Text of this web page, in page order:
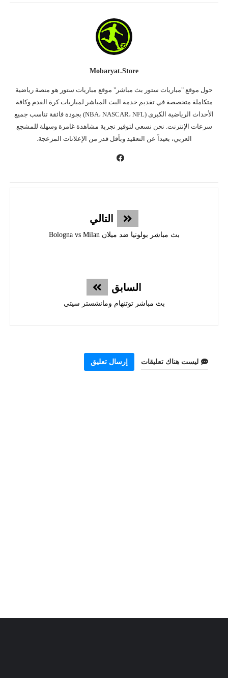
Mobaryat.store
حول موقع "مباريات ستور بث مباشر" موقع مباريات ستور هو منصة رياضية
متكاملة متخصصة في تقديم خدمة البث المباشر لمباريات كرة القدم وكافة
الأحداث الرياضية الكبرى (NBA، NASCAR، NFL) بجودة فائقة تناسب جميع
سرعات الإنترنت. نحن نسعى لتوفير تجربة مشاهدة غامرة وسهلة للمشجع
العربي، بعيداً عن التعقيد وبأقل قدر من الإعلانات المزعجة.
التالي
بث مباشر بولونيا ضد ميلان Bologna vs Milan
السابق
بث مباشر توتنهام ومانشستر سيتي
ليست هناك تعليقات إرسال تعليق